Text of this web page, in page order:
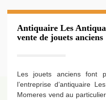
Antiquaire Les
vente de jouets anciens
Les jouets anciens font
l’entreprise d’antiquaire
Momeres vend au